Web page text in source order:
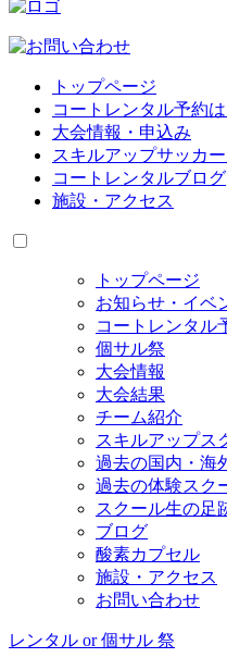
トップページ
コートレンタル予約
大会情報・申込み
スキルアップサッカ
コートレンタルブログ
施設・アクセス
トップページ
お知らせ・イベ
コートレンタル
個サル祭
大会情報
大会結果
チーム紹介
スキルアップス
過去の国内・海
過去の体験スク
スクール生の足
ブログ
酸素カプセル
施設・アクセス
お問い合わせ
レンタル or 個サル 祭